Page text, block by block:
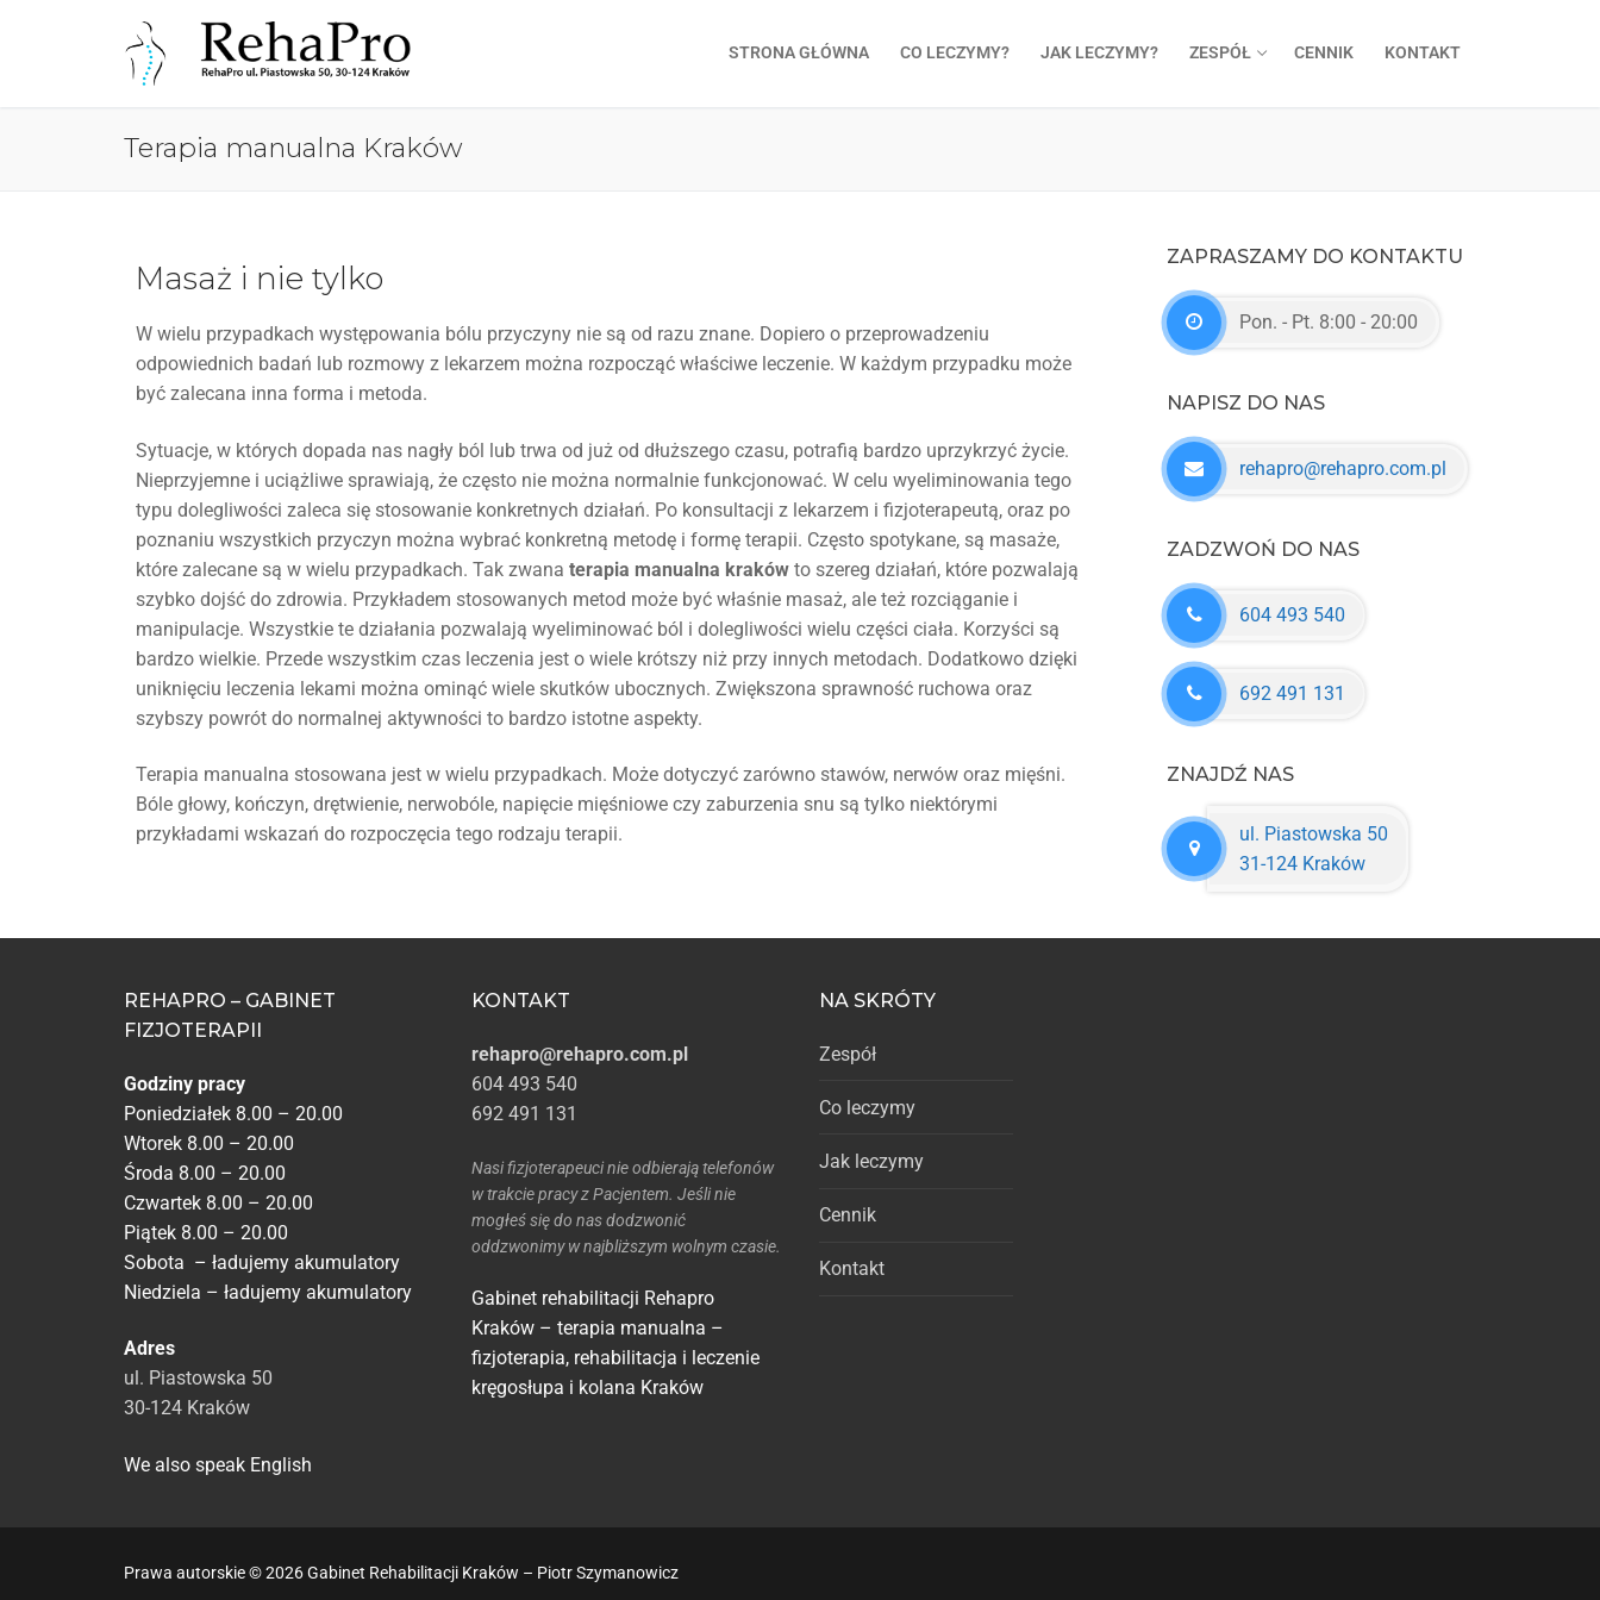
STRONA GŁÓWNA CO LECZYMY? JAK LECZYMY? ZESPÓŁ CENNIK KONTAKT
Terapia manualna Kraków
Masaż i nie tylko
W wielu przypadkach występowania bólu przyczyny nie są od razu znane. Dopiero o przeprowadzeniu
odpowiednich badań lub rozmowy z lekarzem można rozpocząć właściwe leczenie. W każdym przypadku może
być zalecana inna forma i metoda.
Sytuacje, w których dopada nas nagły ból lub trwa od już od dłuższego czasu, potrafią bardzo uprzykrzyć życie.
Nieprzyjemne i uciążliwe sprawiają, że często nie można normalnie funkcjonować. W celu wyeliminowania tego
typu dolegliwości zaleca się stosowanie konkretnych działań. Po konsultacji z lekarzem i fizjoterapeutą, oraz po
poznaniu wszystkich przyczyn można wybrać konkretną metodę i formę terapii. Często spotykane, są masaże,
które zalecane są w wielu przypadkach. Tak zwana terapia manualna kraków to szereg działań, które pozwalają
szybko dojść do zdrowia. Przykładem stosowanych metod może być właśnie masaż, ale też rozciąganie i
manipulacje. Wszystkie te działania pozwalają wyeliminować ból i dolegliwości wielu części ciała. Korzyści są
bardzo wielkie. Przede wszystkim czas leczenia jest o wiele krótszy niż przy innych metodach. Dodatkowo dzięki
uniknięciu leczenia lekami można ominąć wiele skutków ubocznych. Zwiększona sprawność ruchowa oraz
szybszy powrót do normalnej aktywności to bardzo istotne aspekty.
Terapia manualna stosowana jest w wielu przypadkach. Może dotyczyć zarówno stawów, nerwów oraz mięśni.
Bóle głowy, kończyn, drętwienie, nerwobóle, napięcie mięśniowe czy zaburzenia snu są tylko niektórymi
przykładami wskazań do rozpoczęcia tego rodzaju terapii.
ZAPRASZAMY DO KONTAKTU
Pon. - Pt. 8:00 - 20:00
NAPISZ DO NAS
rehapro@rehapro.com.pl
ZADZWOŃ DO NAS
604 493 540
692 491 131
ZNAJDŹ NAS
ul. Piastowska 50
31-124 Kraków
REHAPRO – GABINET
FIZJOTERAPII
Godziny pracy
Poniedziałek 8.00 – 20.00
Wtorek 8.00 – 20.00
Środa 8.00 – 20.00
Czwartek 8.00 – 20.00
Piątek 8.00 – 20.00
Sobota – ładujemy akumulatory
Niedziela – ładujemy akumulatory
Adres
ul. Piastowska 50
30-124 Kraków
We also speak English
KONTAKT
rehapro@rehapro.com.pl
604 493 540
692 491 131
Nasi fizjoterapeuci nie odbierają telefonów
w trakcie pracy z Pacjentem. Jeśli nie
mogłeś się do nas dodzwonić
oddzwonimy w najbliższym wolnym czasie.
Gabinet rehabilitacji Rehapro
Kraków – terapia manualna –
fizjoterapia, rehabilitacja i leczenie
kręgosłupa i kolana Kraków
NA SKRÓTY
Zespół
Co leczymy
Jak leczymy
Cennik
Kontakt
Prawa autorskie © 2026 Gabinet Rehabilitacji Kraków – Piotr Szymanowicz